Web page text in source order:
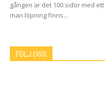
gången är det 100 sidor med
man löpning finns...
FÖLJ OSS